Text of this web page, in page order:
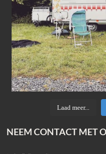
Laad meer...
NEEM CONTACT MET